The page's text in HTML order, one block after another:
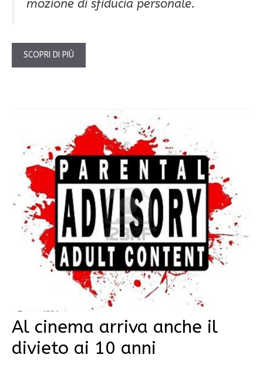
mozione di sfiducia personale.
SCOPRI DI PIÙ
Al cinema arriva anche il
divieto ai 10 anni